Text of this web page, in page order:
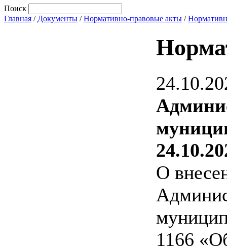
Поиск
Главная / Документы /Нормативно-правовые акты /
О
1166